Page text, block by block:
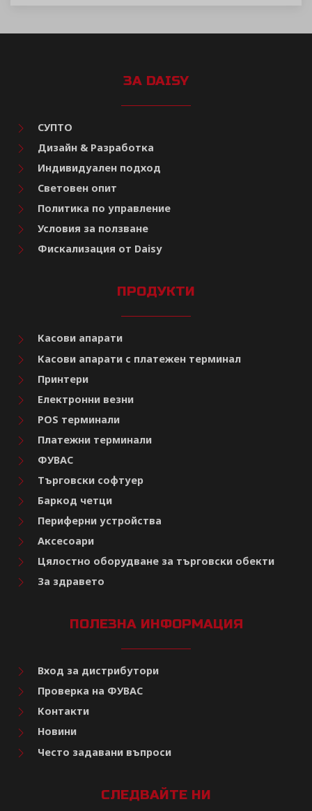
ЗА DAISY
СУПТО
Дизайн & Разработка
Индивидуален подход
Световен опит
Политика по управление
Условия за ползване
Фискализация от Daisy
ПРОДУКТИ
Касови апарати
Касови апарати с платежен терминал
Принтери
Електронни везни
POS терминали
Платежни терминали
ФУВАС
Търговски софтуер
Баркод четци
Периферни устройства
Аксесоари
Цялостно оборудване за търговски обекти
За здравето
ПОЛЕЗНА ИНФОРМАЦИЯ
Вход за дистрибутори
Проверка на ФУВАС
Контакти
Новини
Често задавани въпроси
СЛЕДВАЙТЕ НИ